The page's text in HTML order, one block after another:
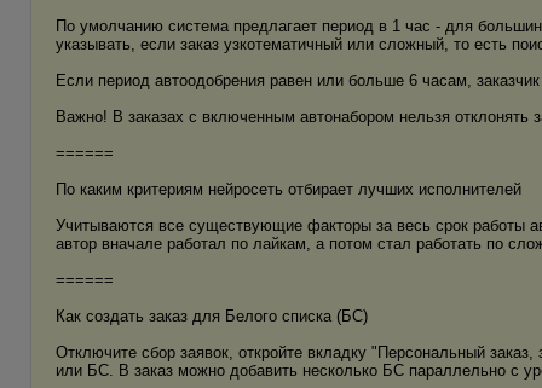
По умолчанию система предлагает период в 1 час - для
указывать, если заказ узкотематичный или сложный, то есть
Если период автоодобрения равен или больше 6 часам,
Важно! В заказах с включенным автонабором нельзя отклонять
======
По каким критериям нейросеть отбирает лучших исполнителей
Учитываются все существующие факторы за весь срок работы
автор вначале работал по лайкам, а потом стал работать по
======
Как создать заказ для Белого списка (БС)
Отключите сбор заявок, откройте вкладку "Персональный
или БС. В заказ можно добавить несколько БС параллельно с